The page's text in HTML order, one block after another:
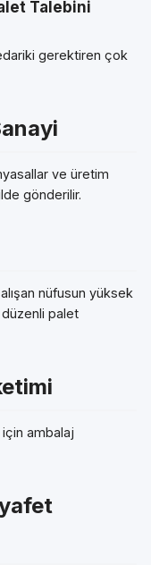
Talebini
gerektiren çok
ve üretim
gönderilir.
nüfusun yüksek
palet
ambalaj